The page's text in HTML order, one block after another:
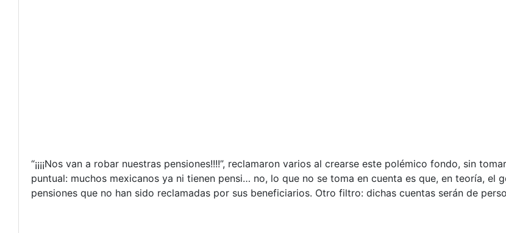
“¡¡¡¡Nos van a robar nuestras pensiones!!!!”, reclamaron varios al crearse este polémico fondo, sin
puntual: muchos mexicanos ya ni tienen pensi… no, lo que no se toma en cuenta es que, en teoría, el
pensiones que no han sido reclamadas por sus beneficiarios. Otro filtro: dichas cuentas serán de